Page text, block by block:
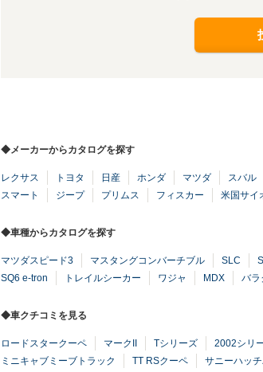
◆メーカーからカタログを探す
レクサス トヨタ 日産 ホンダ マツダ スバル
スマート
ジープ プリムス フィスカー 米国サイ
◆車種からカタログを探す
マツダスピード3 マスタングコンバーチブル SLC
SQ6 e-tron
トレイルシーカー ワジャ MDX バラ
◆車クチコミを見る
ロードスタークーペ マークII Tシリーズ 2002シリ
ミニキャブミーブトラック
TT RSクーペ サニーハッ